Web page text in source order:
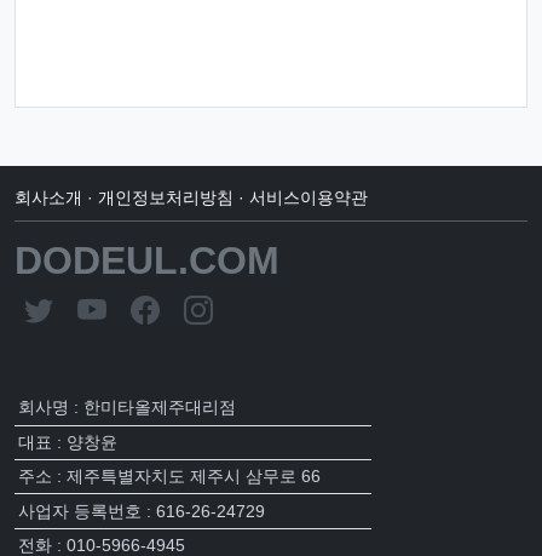
회사소개 · 개인정보처리방침 · 서비스이용약관
DODEUL.COM
회사명 : 한미타올제주대리점
대표 : 양창윤
주소 : 제주특별자치도 제주시 삼무로 66
사업자 등록번호 : 616-26-24729
전화 : 010-5966-4945